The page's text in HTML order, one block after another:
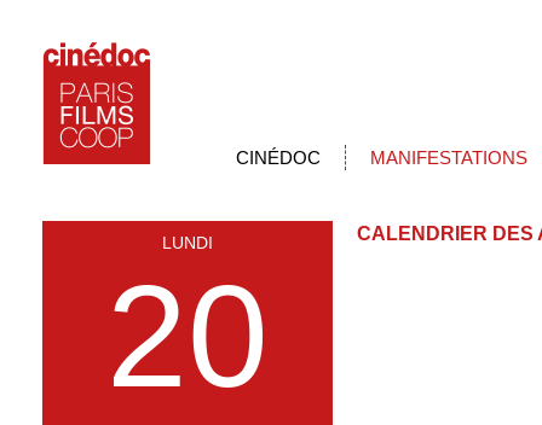
CINÉDOC MANIFESTATIONS
LUNDI
20
CALENDRIER DES